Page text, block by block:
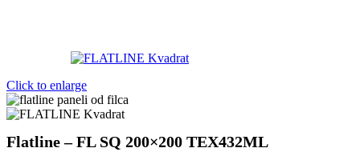
Click to enlarge
Flatline – FL SQ 200×200 TEX432ML